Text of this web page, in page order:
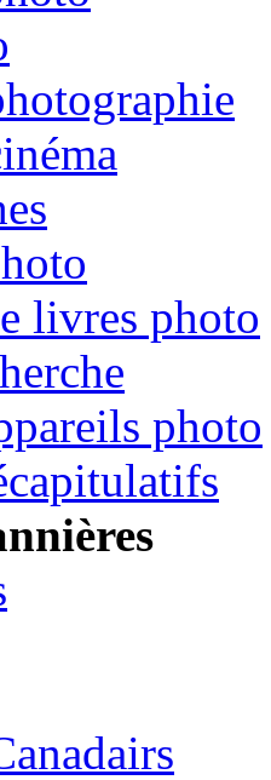
livres photo
photo